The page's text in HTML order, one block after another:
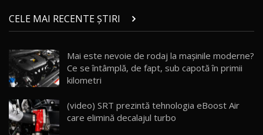
chinez care face lumea să se întoarcă după el
/ AutoBlog.MD
17:27
15 14:37
16
AutoBlogMD
13:10
CELE MAI RECENTE ȘTIRI
Mai este nevoie de rodaj la mașinile moderne?
Ce se întâmplă, de fapt, sub capotă în primii
kilometri
(video) SRT prezintă tehnologia eBoost Air
care elimină decalajul turbo